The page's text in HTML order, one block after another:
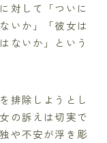
対して「ついに
いか」「彼女は
ないか」という
排除しようとし
の訴えは切実で
や不安が浮き彫